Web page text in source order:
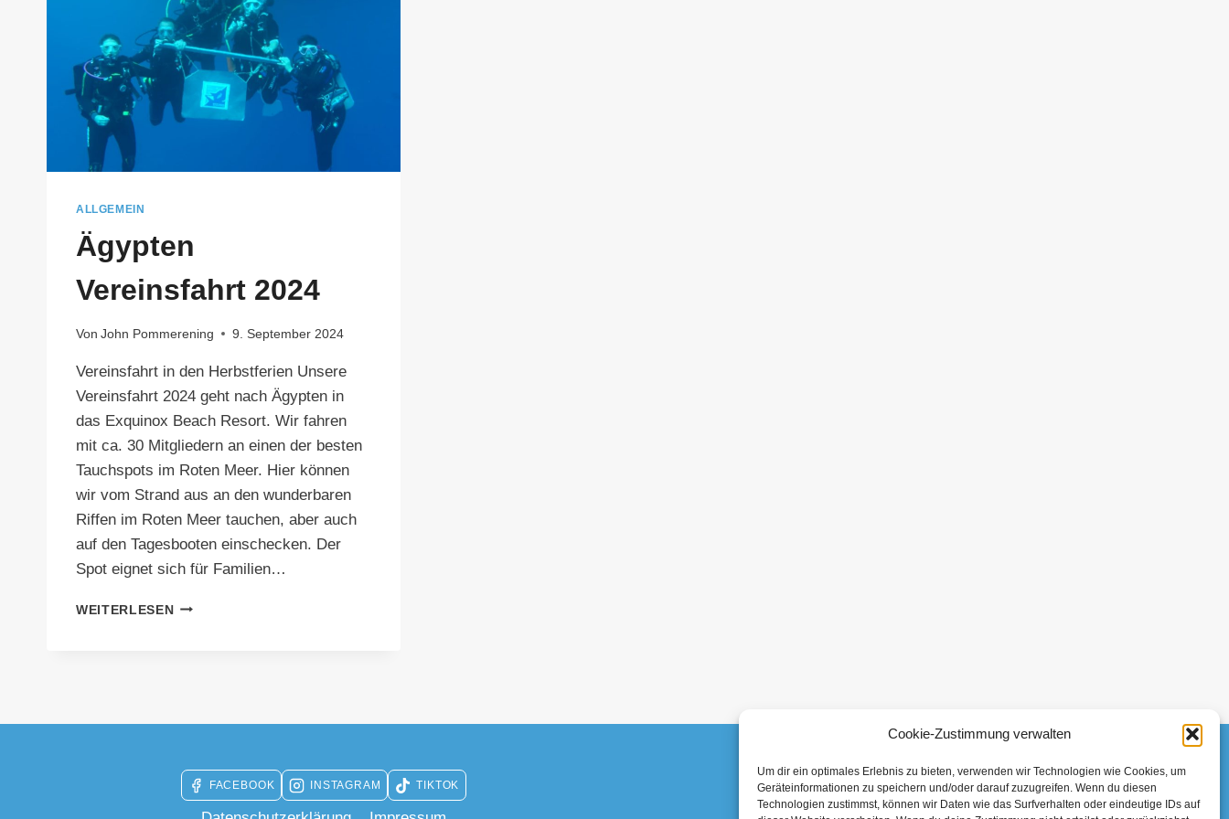
Cookie-Zustimmung verwalten
Um dir ein optimales Erlebnis zu bieten, verwenden wir Technologien wie Cookies, um
Geräteinformationen zu speichern und/oder darauf zuzugreifen. Wenn du diesen
Technologien zustimmst, können wir Daten wie das Surfverhalten oder eindeutige IDs auf
ALLGEMEIN
Ägypten
Vereinsfahrt 2024
Von John Pommerening 9. September 2024
Vereinsfahrt in den Herbstferien Unsere
Vereinsfahrt 2024 geht nach Ägypten in
das Exquinox Beach Resort. Wir fahren
mit ca. 30 Mitgliedern an einen der besten
Tauchspots im Roten Meer. Hier können
wir vom Strand aus an den wunderbaren
Riffen im Roten Meer tauchen, aber auch
auf den Tagesbooten einschecken. Der
Spot eignet sich für Familien…
WEITERLESENÄGYPTEN
FACEBOOK INSTAGRAM TIKTOK